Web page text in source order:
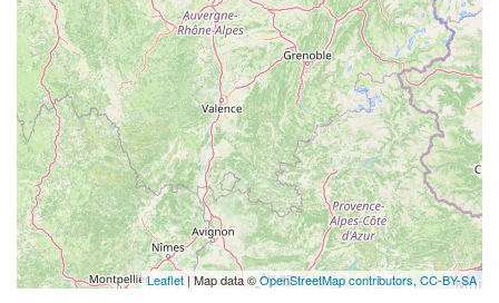
Leaflet| Map data ©OpenStreetMap contributors, CC-BY-SA